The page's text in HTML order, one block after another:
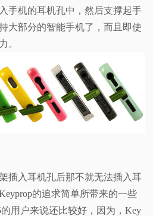
手机的耳机孔中，然后支撑起手
大部分的智能手机了，而且即使
。
插入耳机孔后那不就无法插入耳
的追求简单所带来的一些
用户来说还比较好，因为，Key